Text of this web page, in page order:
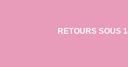
RETOURS SOUS